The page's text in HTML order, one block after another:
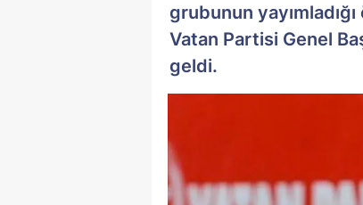
grubunun
Vatan Partisi Genel
geldi.